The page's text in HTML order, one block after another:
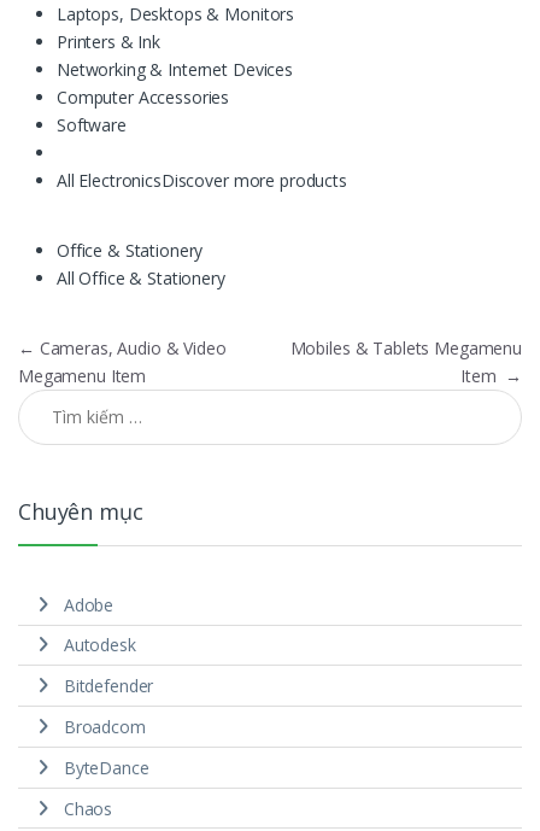
Laptops, Desktops & Monitors
Printers & Ink
Networking & Internet Devices
Computer Accessories
Software
All ElectronicsDiscover more products
Office & Stationery
All Office & Stationery
Điều hướng bài viết
← Cameras, Audio & Video
Megamenu Item
Mobiles & Tablets Megamenu
Item →
Tìm kiếm cho:
Chuyên mục
Adobe
Autodesk
Bitdefender
Broadcom
ByteDance
Chaos